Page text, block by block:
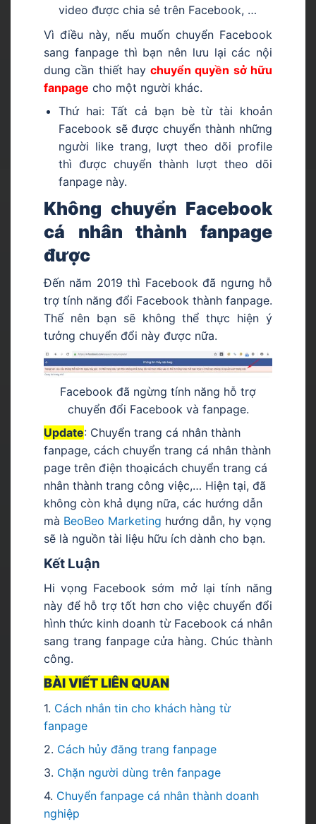
video được chia sẻ trên Facebook, …
Vì điều này, nếu muốn chuyển Facebook
sang fanpage thì bạn nên lưu lại các nội
dung cần thiết haychuyển quyền sở hữu
fanpage cho một người khác.
Thứ hai: Tất cả bạn bè từ tài khoản
Facebook sẽ được chuyển thành những
người like trang, lượt theo dõi profile
thì được chuyển thành lượt theo dõi
fanpage này.
Không chuyển Facebook
cá nhân thành fanpage
được
Đến năm 2019 thì Facebook đã ngưng hỗ
trợ tính năng đổi Facebook thành fanpage.
Thế nên bạn sẽ không thể thực hiện ý
tưởng chuyển đổi này được nữa.
Facebook đã ngừng tính năng hỗ trợ
chuyển đổi Facebook và fanpage.
Update: Chuyển trang cá nhân thành
fanpage, cách chuyển trang cá nhân thành
page trên điện thoạicách chuyển trang cá
nhân thành trang công việc,… Hiện tại, đã
không còn khả dụng nữa, các hướng dẫn
mà BeoBeo Marketing hướng dẫn, hy vọng
sẽ là nguồn tài liệu hữu ích dành cho bạn.
Kết Luận
Hi vọng Facebook sớm mở lại tính năng
này để hỗ trợ tốt hơn cho việc chuyển đổi
hình thức kinh doanh từ Facebook cá nhân
sang trang fanpage cửa hàng. Chúc thành
công.
BÀI VIẾT LIÊN QUAN
1. Cách nhắn tin cho khách hàng từ
fanpage
2. Cách hủy đăng trang fanpage
3. Chặn người dùng trên fanpage
4. Chuyển fanpage cá nhân thành doanh
nghiệp